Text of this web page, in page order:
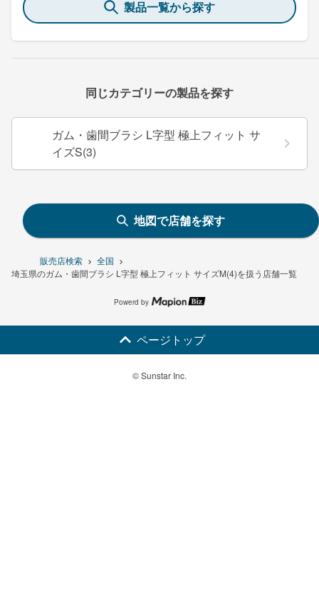
販売店検索
全国
埼玉県のガム・歯間ブラシ L字型 極上フィット サイズM(4)を扱う店舗一覧
製品一覧から探す
同じカテゴリーの製品を探す
ガム・歯間ブラシ L字型 極上フィット サ
イズS(3)
地図で店舗を探す
Powerd by
ページトップ
© Sunstar Inc.